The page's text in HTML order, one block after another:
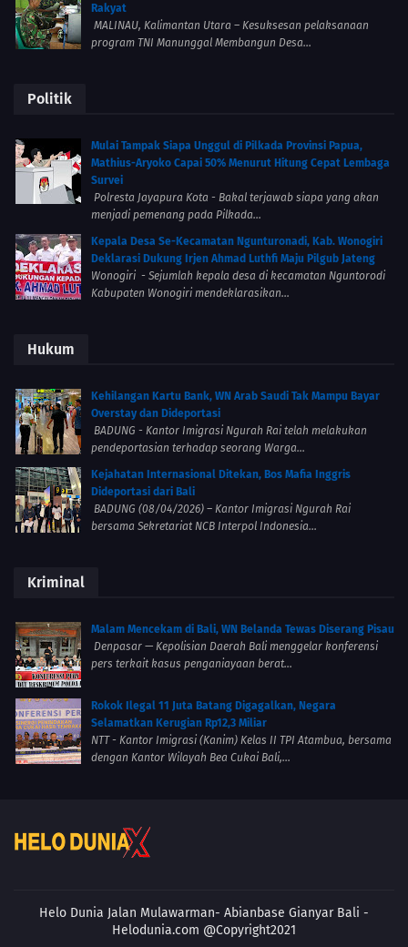
Rakyat
MALINAU, Kalimantan Utara – Kesuksesan pelaksanaan
program TNI Manunggal Membangun Desa...
Politik
Mulai Tampak Siapa Unggul di Pilkada Provinsi Papua,
Mathius-Aryoko Capai 50% Menurut Hitung Cepat Lembaga
Survei
Polresta Jayapura Kota - Bakal terjawab siapa yang akan
menjadi pemenang pada Pilkada...
Kepala Desa Se-Kecamatan Ngunturonadi, Kab. Wonogiri
Deklarasi Dukung Irjen Ahmad Luthfi Maju Pilgub Jateng
Wonogiri - Sejumlah kepala desa di kecamatan Nguntorodi
Kabupaten Wonogiri mendeklarasikan...
Hukum
Kehilangan Kartu Bank, WN Arab Saudi Tak Mampu Bayar
Overstay dan Dideportasi
BADUNG - Kantor Imigrasi Ngurah Rai telah melakukan
pendeportasian terhadap seorang Warga...
Kejahatan Internasional Ditekan, Bos Mafia Inggris
Dideportasi dari Bali
BADUNG (08/04/2026) – Kantor Imigrasi Ngurah Rai
bersama Sekretariat NCB Interpol Indonesia...
Kriminal
Malam Mencekam di Bali, WN Belanda Tewas Diserang Pisau
Denpasar — Kepolisian Daerah Bali menggelar konferensi
pers terkait kasus penganiayaan berat...
Rokok Ilegal 11 Juta Batang Digagalkan, Negara
Selamatkan Kerugian Rp12,3 Miliar
NTT - Kantor Imigrasi (Kanim) Kelas II TPI Atambua, bersama
dengan Kantor Wilayah Bea Cukai Bali,...
Helo Dunia Jalan Mulawarman- Abianbase Gianyar Bali -
Helodunia.com @Copyright2021